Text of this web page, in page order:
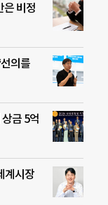
비정
의를
금 5억
계시장